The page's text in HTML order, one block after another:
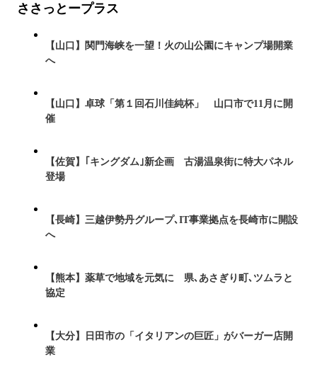
ささっとープラス
【山口】関門海峡を一望！火の山公園にキャンプ場開業
へ
【山口】卓球「第１回石川佳純杯」 山口市で11月に開
催
【佐賀】｢キングダム｣新企画 古湯温泉街に特大パネル
登場
【長崎】三越伊勢丹グループ､IT事業拠点を長崎市に開設
へ
【熊本】薬草で地域を元気に 県､あさぎり町､ツムラと
協定
【大分】日田市の「イタリアンの巨匠」がバーガー店開
業